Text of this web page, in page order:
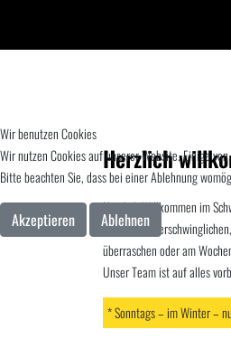
Herzlich
Herzlich Willkommen im
Sei es einen
überraschen oder am
Unser Team ist auf alles
* Sonntags – im Winter –
Wir benutzen Cookies
Wir nutzen Cookies auf unserer Website. Einige
Bitte beachten Sie, dass bei einer Ablehnung
Akzeptieren Ablehnen